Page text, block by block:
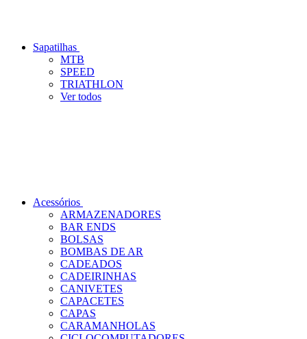
Sapatilhas
MTB
SPEED
TRIATHLON
Ver todos
Acessórios
ARMAZENADORES
BAR ENDS
BOLSAS
BOMBAS DE AR
CADEADOS
CADEIRINHAS
CANIVETES
CAPACETES
CAPAS
CARAMANHOLAS